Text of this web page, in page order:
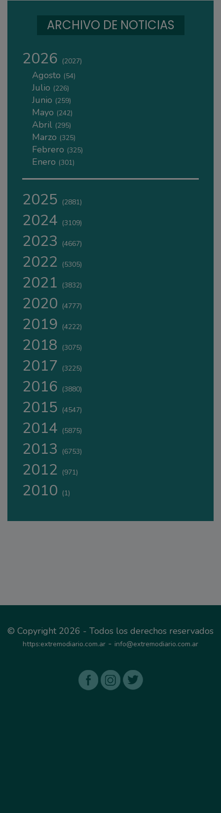
ARCHIVO DE NOTICIAS
2026 (2027)
Agosto (54)
Julio (226)
Junio (259)
Mayo (242)
Abril (295)
Marzo (325)
Febrero (325)
Enero (301)
2025 (2881)
2024 (3109)
2023 (4667)
2022 (5305)
2021 (3832)
2020 (4777)
2019 (4222)
2018 (3075)
2017 (3225)
2016 (3880)
2015 (4547)
2014 (5875)
2013 (6753)
2012 (971)
2010 (1)
© Copyright 2026 - Todos los derechos reservados
https:extremodiario.com.ar - info@extremodiario.com.ar